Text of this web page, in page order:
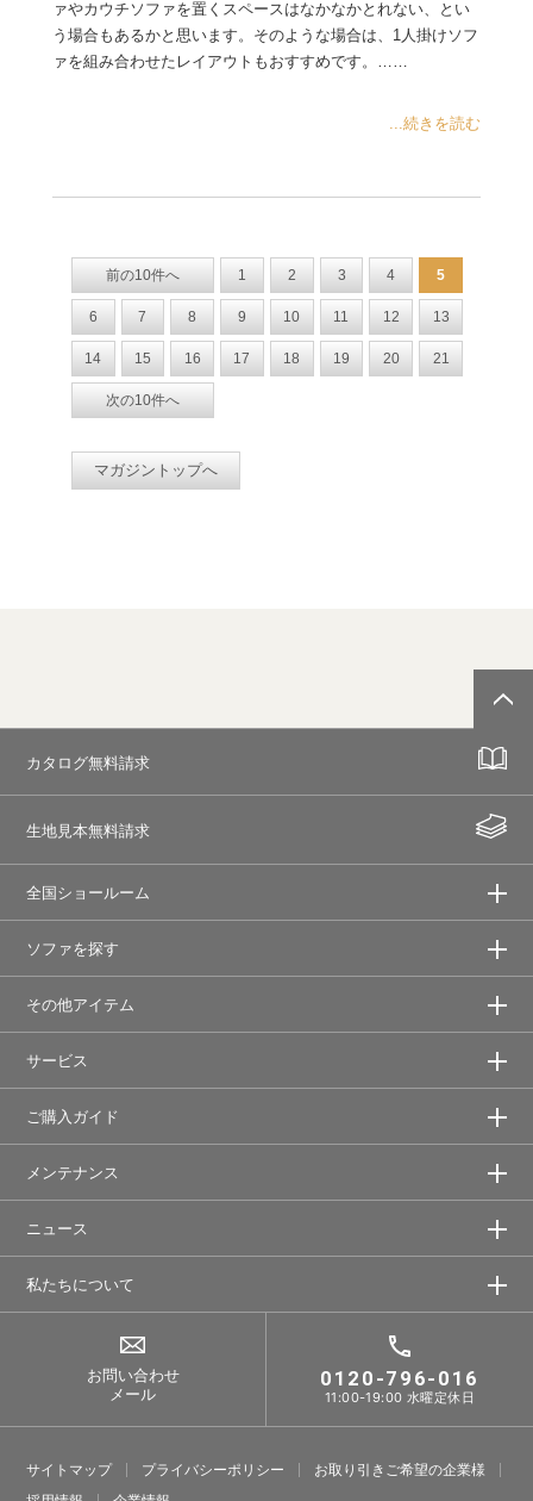
ァやカウチソファを置くスペースはなかなかとれない、とい
う場合もあるかと思います。そのような場合は、1人掛けソフ
ァを組み合わせたレイアウトもおすすめです。……
...続きを読む
前の10件へ 1 2 3 4 5
6 7 8 9 10 11 12 13
14 15 16 17 18 19 20 21
次の10件へ
マガジントップへ
カタログ無料請求
生地見本無料請求
全国ショールーム
ソファを探す
その他アイテム
サービス
ご購入ガイド
メンテナンス
ニュース
私たちについて
お問い合わせ
メール
0120-796-016
11:00-19:00 水曜定休日
サイトマップ プライバシーポリシー
お取り引きご希望の企業様